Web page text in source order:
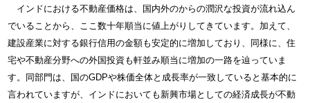
インドにおける不動産価格は、国内外のからの潤沢な投資が流れ込ん
でいることから、ここ数十年順当に値上がりしてきています。加えて、
建設産業に対する銀行信用の金額も安定的に増加しており、同様に、住
宅や不動産分野への外国投資も軒並み順当に増加の一路を辿っていま
す。同部門は、国のGDPや株価全体と成長率が一致していると基本的に
言われていますが、インドにおいても新興市場としての経済成長が不動